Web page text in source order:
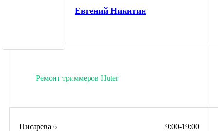
Евгений Никитин
Ремонт триммеров Huter
9:00-19:00
Писарева 6